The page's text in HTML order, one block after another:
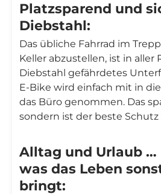
Platzsparend und
Diebstahl:
Das übliche Fahrrad im
Keller abzustellen, ist in aller
Diebstahl gefährdetes
E-Bike wird einfach mit in
das Büro genommen. Das
sondern ist der beste Schutz
Alltag und Urlaub …
was das Leben
bringt: